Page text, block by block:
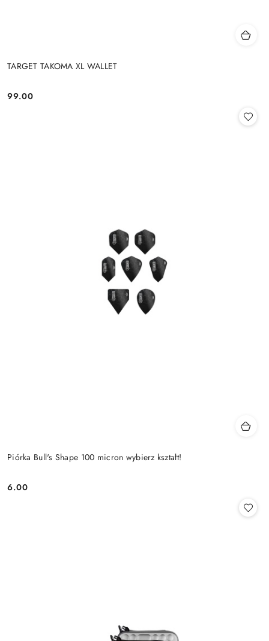
TARGET TAKOMA XL WALLET
Cena:
99.00
Piórka Bull's Shape 100 micron wybierz kształt!
Cena:
6.00